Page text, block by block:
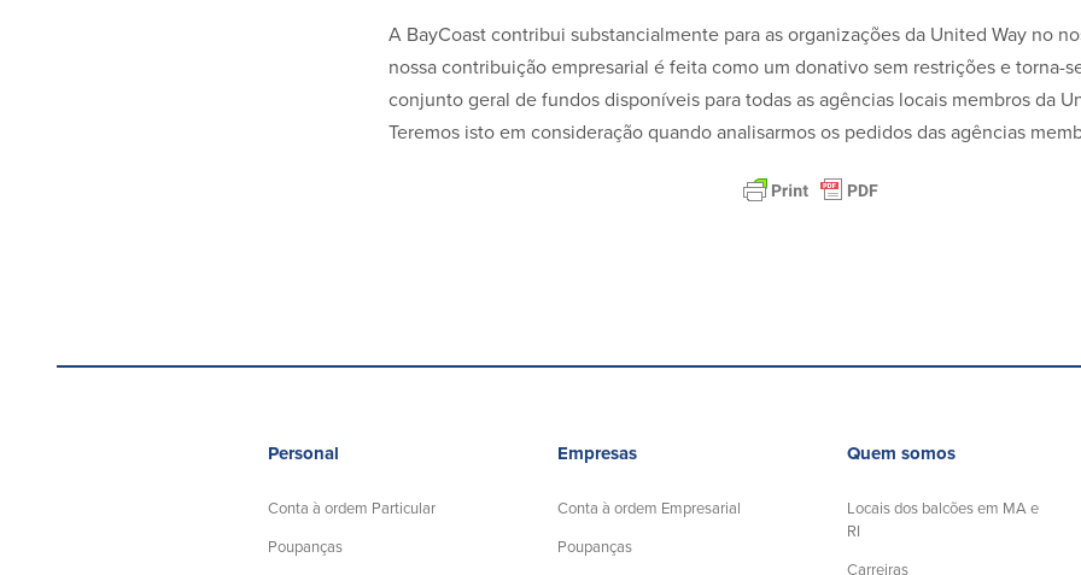
A BayCoast contribui substancialmente para as organizações da United Way no
nossa contribuição empresarial é feita como um donativo sem restrições e torna-
conjunto geral de fundos disponíveis para todas as agências locais membros da
Teremos isto em consideração quando analisarmos os pedidos das agências
Personal
Conta à ordem Particular
Poupanças
Empresas
Conta à ordem Empresarial
Poupanças
Quem somos
Locais dos balcões em MA e
RI
Carreiras